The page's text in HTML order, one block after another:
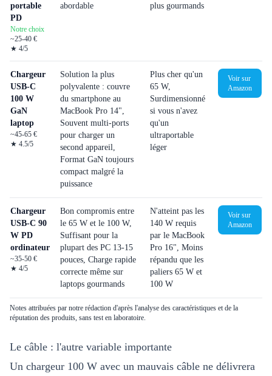
portable
PD
Notre choix
~25-40 €
★ 4/5
abordable
plus gourmands
Chargeur
USB-C
100 W
GaN
laptop
~45-65 €
★ 4.5/5
Solution la plus
polyvalente : couvre
du smartphone au
MacBook Pro 14",
Souvent multi-ports
pour charger un
second appareil,
Format GaN toujours
compact malgré la
puissance
Plus cher qu'un
65 W,
Surdimensionné
si vous n'avez
qu'un
ultraportable
léger
Voir sur
Amazon
Chargeur
USB-C 90
W PD
ordinateur
~35-50 €
★ 4/5
Bon compromis entre
le 65 W et le 100 W,
Suffisant pour la
plupart des PC 13-15
pouces, Charge rapide
correcte même sur
laptops gourmands
N'atteint pas les
140 W requis
par le MacBook
Pro 16", Moins
répandu que les
paliers 65 W et
100 W
Voir sur
Amazon
Notes attribuées par notre rédaction d'après l'analyse des caractéristiques et de la
réputation des produits, sans test en laboratoire.
Le câble : l'autre variable importante
Un chargeur 100 W avec un mauvais câble ne délivrera